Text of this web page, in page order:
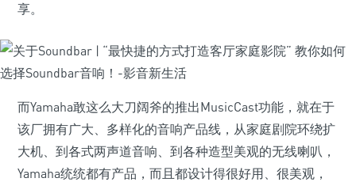
享。
而Yamaha敢这么大刀阔斧的推出MusicCast功能，就在于
该厂拥有广大、多样化的音响产品线，从家庭剧院环绕扩
大机、到各式两声道音响、到各种造型美观的无线喇叭，
Yamaha统统都有产品，而且都设计得很好用、很美观，